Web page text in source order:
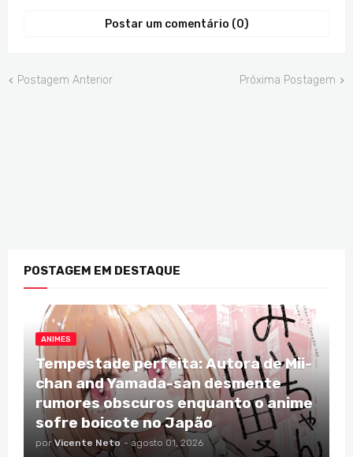
Postar um comentário (0)
Postagem Anterior Próxima Postagem
POSTAGEM EM DESTAQUE
ANIMES
Tempestade perfeita: Autora de Mii-
chan and Yamada-san desmente
rumores obscuros enquanto o anime
sofre boicote no Japão
por Vicente Neto - agosto 01, 2026